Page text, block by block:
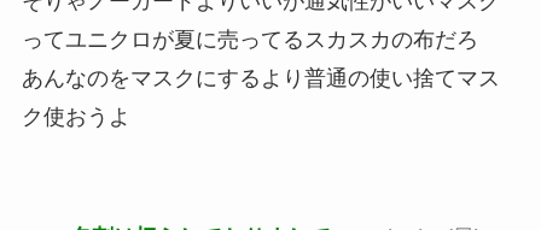
ってユニクロが夏に売ってるスカスカの布だろ
あんなのをマスクにするより普通の使い捨てマス
ク使おうよ